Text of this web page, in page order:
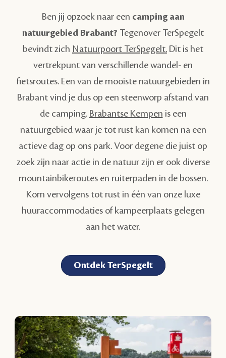
Ben jij opzoek naar een camping aan
natuurgebied Brabant? Tegenover TerSpegelt
bevindt zich Natuurpoort TerSpegelt. Dit is het
vertrekpunt van verschillende wandel- en
fietsroutes. Een van de mooiste natuurgebieden in
Brabant vind je dus op een steenworp afstand van
de camping. Brabantse Kempen is een
natuurgebied waar je tot rust kan komen na een
actieve dag op ons park. Voor degene die juist op
zoek zijn naar actie in de natuur zijn er ook diverse
mountainbikeroutes en ruiterpaden in de bossen.
Kom vervolgens tot rust in één van onze luxe
huuraccommodaties of kampeerplaats gelegen
aan het water.
Ontdek TerSpegelt